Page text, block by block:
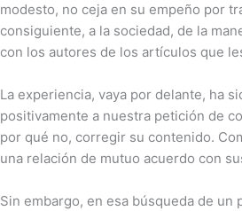
modesto, no ceja en su empeño por
consiguiente, a la sociedad, de la
con los autores de los artículos que
La experiencia, vaya por delante, ha
positivamente a nuestra petición de
por qué no, corregir su contenido.
una relación de mutuo acuerdo con
Sin embargo, en esa búsqueda de un